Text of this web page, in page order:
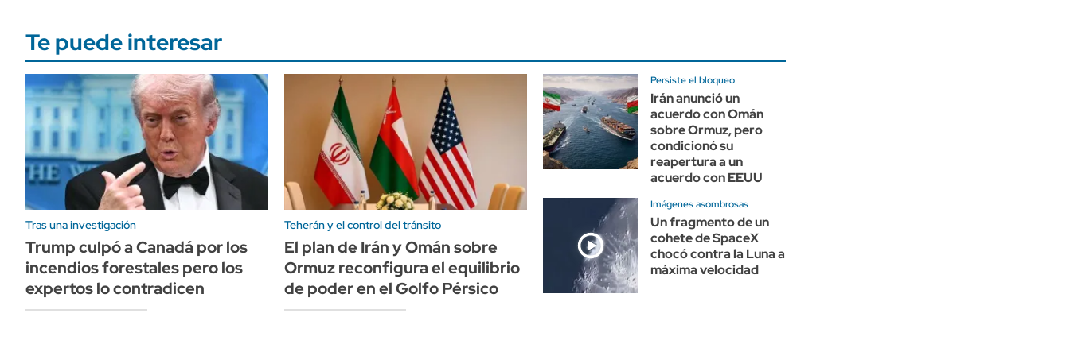
Te puede interesar
Tras una investigación
Trump culpó a Canadá por los
incendios forestales pero los
expertos lo contradicen
Teherán y el control del tránsito
El plan de Irán y Omán sobre
Ormuz reconfigura el equilibrio
de poder en el Golfo Pérsico
Persiste el bloqueo
Irán anunció un
acuerdo con Omán
sobre Ormuz, pero
condicionó su
reapertura a un
acuerdo con EEUU
Imágenes asombrosas
Un fragmento de un
cohete de SpaceX
chocó contra la Luna a
máxima velocidad